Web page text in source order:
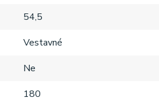
54,5
Vestavné
Ne
180